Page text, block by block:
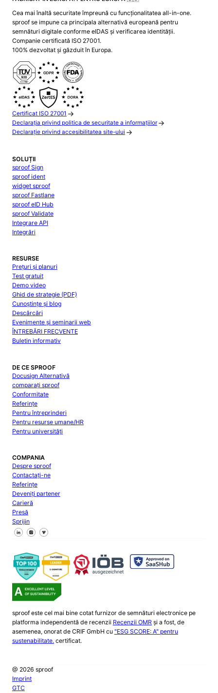
Cea mai înaltă securitate împreună cu funcționalitatea all-in-one.
sproof se impune ca principala alternativă europeană pentru
semnături digitale conforme eIDAS și verificarea identității.
Companie certificată ISO 27001.
100% dezvoltat și găzduit în Europa.
Certificat ISO 27001
Declarația privind politica de securitate a informațiilor
Declarație privind accesibilitatea site-ului
SOLUȚII
sproof Sign
sproof ident
widget sproof
sproof Fastlane
sproof eID Hub
sproof Validate
Integrare API
Integrări
RESURSE
Prețuri și planuri
Test gratuit
Demo video
Ghid de strategie (PDF)
Cunoștințe și blog
Descărcări
Evenimente și seminarii web
ÎNTREBĂRI FRECVENTE
Buletin informativ
DE CE SPROOF
Docusign Alternativă
comparați sproof
Conformitate
Referințe
Pentru întreprinderi
Pentru resurse umane/HR
Pentru universități
COMPANIA
Despre sproof
Contactați-ne
Referințe
Deveniți partener
Carieră
Presă
Sprijin
Urmăriți-ne pe Facebook
Urmăriți-ne pe X
Urmăriți-ne pe LinkedIn
sproof este cel mai bine cotat furnizor de semnături electronice pe
platforma independentă de recenzii Recenzii OMRși a fost, de
asemenea, onorat de CRIF GmbH cu "ESG SCORE: A" pentru
sustenabilitate.certificat.
@ 2026 sproof
Imprint
GTC